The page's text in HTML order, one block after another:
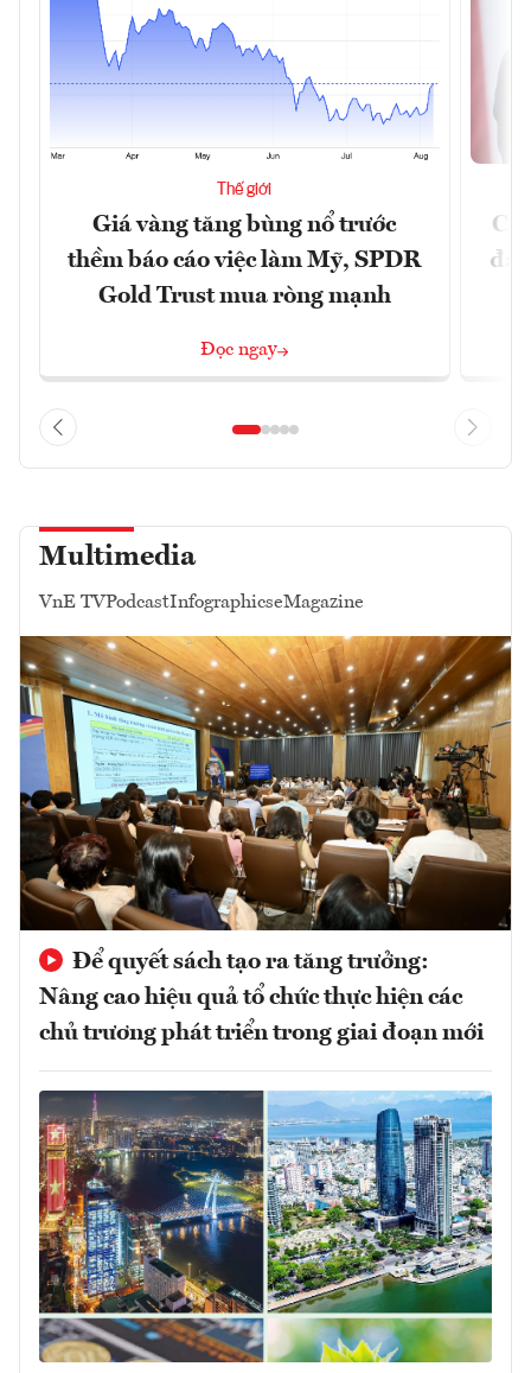
Thế giới
Giá vàng tăng bùng nổ trước
thềm báo cáo việc làm Mỹ, SPDR
Gold Trust mua ròng mạnh
Đọc ngay
đã
Multimedia
VnE TVPodcastInfographicseMagazine
Để quyết sách tạo ra tăng trưởng:
Nâng cao hiệu quả tổ chức thực hiện các
chủ trương phát triển trong giai đoạn mới